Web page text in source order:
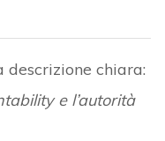
descrizione chiara:
e l’autorità